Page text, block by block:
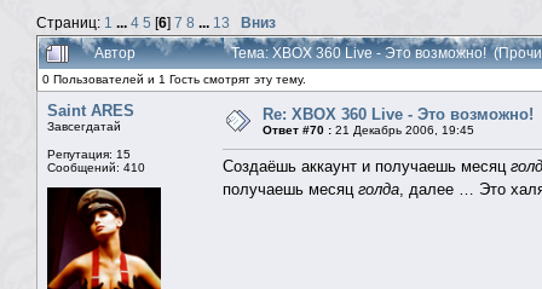
Страниц: 1 ... 4 5 [6] 7 8 ... 13
Вниз
Автор
Тема: XBOX 360 Live - Это возможно!
0 Пользователей и 1 Гость смотрят эту тему.
Saint ARES
Завсегдатай
Репутация: 15
Сообщений: 410
Re: XBOX 360 Live - Это возможно!
Ответ #70 : 21 Декабрь 2006, 19:45
Создаёшь аккаунт и получаешь месяц
получаешь месяц голда, далее … Это